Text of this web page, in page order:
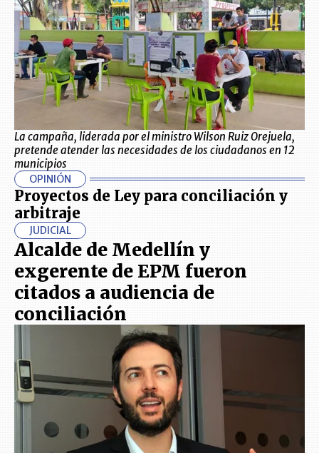
La campaña, liderada por el ministro Wilson Ruiz Orejuela,
pretende atender las necesidades de los ciudadanos en 12
municipios
OPINIÓN
Proyectos de Ley para conciliación y
arbitraje
JUDICIAL
Alcalde de Medellín y
exgerente de EPM fueron
citados a audiencia de
conciliación